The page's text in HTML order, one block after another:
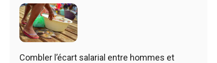
Combler l’écart salarial entre hommes et